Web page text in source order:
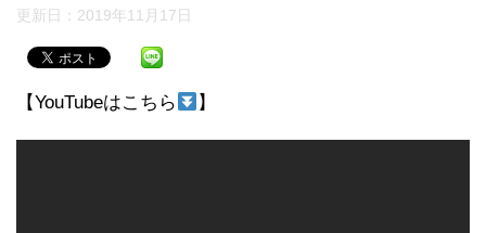
更新日： 2019年11月17日
【YouTubeはこちら 】